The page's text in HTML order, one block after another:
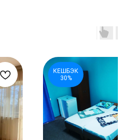
КЕШБЭК
30%